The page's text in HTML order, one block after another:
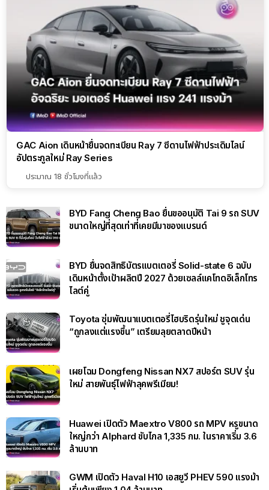
GAC Aion เดินหน้ายื่นจดทะเบียน Ray 7 ซีดานไฟฟ้าประเดิมไลน์
อัปตระกูลใหม่ Ray Series
ประมาณ 18 ชั่วโมงที่แล้ว
BYD Fang Cheng Bao ยื่นขออนุมัติ Tai 9 รถ SUV
ขนาดใหญ่ที่สุดเท่าที่เคยมีมาของแบรนด์
BYD ยื่นจดสิทธิบัตรแบตเตอรี่ Solid-state 6 ฉบับ
เดินหน้าตั้งเป้าผลิตปี 2027 ด้วยเซลล์แคโทดอิเล็กโทร
ไลต์คู่
Toyota ซุ่มพัฒนาแบตเตอรี่ไฮบริดรุ่นใหม่ ชูจุดเด่น
“ถูกลงแต่แรงขึ้น” เตรียมลุยตลาดปีหน้า
เผยโฉม Dongfeng Nissan NX7 สปอร์ต SUV รุ่น
ใหม่ สายพันธุ์ไฟฟ้าลุคพรีเมียม!
Huawei เปิดตัว Maextro V800 รถ MPV หรูขนาด
ใหญ่กว่า Alphard ขับไกล 1,335 กม. ในราคาเริ่ม 3.6
ล้านบาท
GWM เปิดตัว Haval H10 เอสยูวี PHEV 590 แรงม้า